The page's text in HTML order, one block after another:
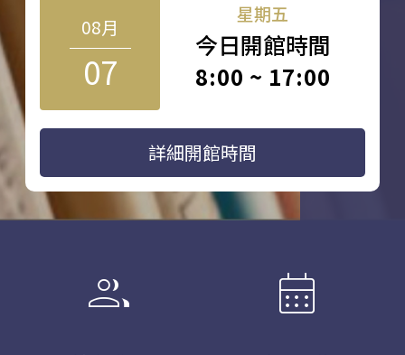
08月
07
星期五
今日開館時間
8:00 ~ 17:00
詳細開館時間
group calendar_month